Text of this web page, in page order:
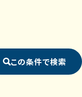
この条件で検索